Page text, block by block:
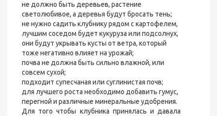
не должно быть деревьев, растение
светолюбивое, а деревья будут бросать тень;
не нужно садить клубнику рядом с картофелем,
лучшим соседом будет кукуруза или подсолнух,
они будут укрывать кусты от ветра, который
тоже негативно влияет на урожай;
почва не должна быть сильно влажной, или
совсем сухой;
подходит супесчаная или суглинистая почв;
для лучшего роста необходимо добавить гумус,
перегной и различные минеральные удобрения.
Для того чтобы клубника принялась и давала